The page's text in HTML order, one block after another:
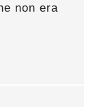
non era